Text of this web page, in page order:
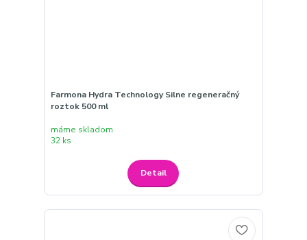
Farmona Hydra Technology Silne regeneračný
roztok 500 ml
máme skladom
32 ks
Detail